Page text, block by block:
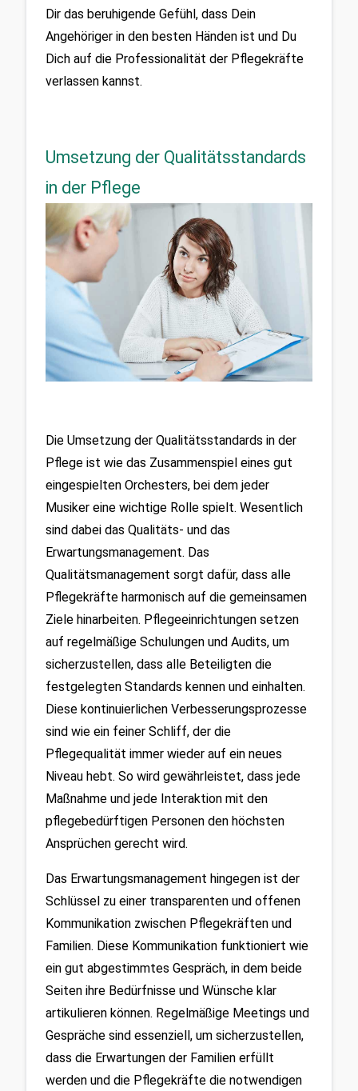
Dir das beruhigende Gefühl, dass Dein
Angehöriger in den besten Händen ist und Du
Dich auf die Professionalität der Pflegekräfte
verlassen kannst.
Umsetzung der Qualitätsstandards
in der Pflege
Die Umsetzung der Qualitätsstandards in der
Pflege ist wie das Zusammenspiel eines gut
eingespielten Orchesters, bei dem jeder
Musiker eine wichtige Rolle spielt. Wesentlich
sind dabei das Qualitäts- und das
Erwartungsmanagement. Das
Qualitätsmanagement sorgt dafür, dass alle
Pflegekräfte harmonisch auf die gemeinsamen
Ziele hinarbeiten. Pflegeeinrichtungen setzen
auf regelmäßige Schulungen und Audits, um
sicherzustellen, dass alle Beteiligten die
festgelegten Standards kennen und einhalten.
Diese kontinuierlichen Verbesserungsprozesse
sind wie ein feiner Schliff, der die
Pflegequalität immer wieder auf ein neues
Niveau hebt. So wird gewährleistet, dass jede
Maßnahme und jede Interaktion mit den
pflegebedürftigen Personen den höchsten
Ansprüchen gerecht wird.
Das Erwartungsmanagement hingegen ist der
Schlüssel zu einer transparenten und offenen
Kommunikation zwischen Pflegekräften und
Familien. Diese Kommunikation funktioniert wie
ein gut abgestimmtes Gespräch, in dem beide
Seiten ihre Bedürfnisse und Wünsche klar
artikulieren können. Regelmäßige Meetings und
Gespräche sind essenziell, um sicherzustellen,
dass die Erwartungen der Familien erfüllt
werden und die Pflegekräfte die notwendigen